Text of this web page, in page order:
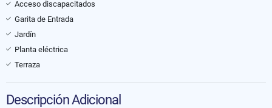
Acceso discapacitados
Garita de Entrada
Jardín
Planta eléctrica
Terraza
Descripción Adicional